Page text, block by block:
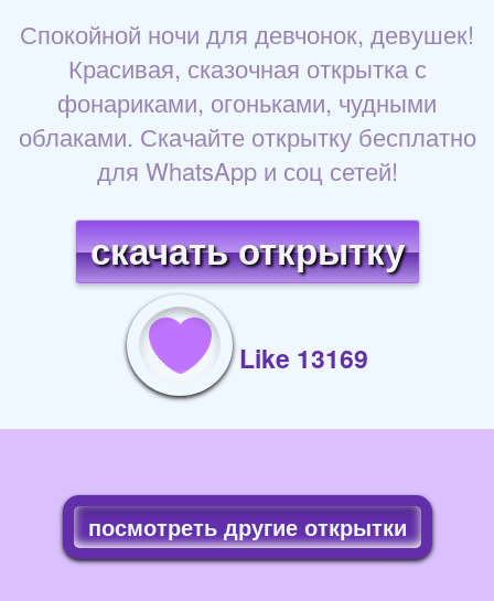
Спокойной ночи для девчонок, девушек!
Красивая, сказочная открытка с
фонариками, огоньками, чудными
облаками. Скачайте открытку бесплатно
для WhatsApp и соц сетей!
скачать открытку
Like 13169
посмотреть другие открытки